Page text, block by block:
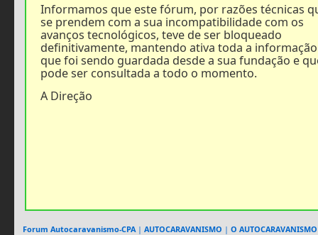
Informamos que este fórum, por razões técnicas
se prendem com a sua incompatibilidade com os
avanços tecnológicos, teve de ser bloqueado
definitivamente, mantendo ativa toda a informação
que foi sendo guardada desde a sua fundação e
pode ser consultada a todo o momento.
A Direção
Forum Autocaravanismo-CPA| AUTOCARAVANISMO | O AUTOCARAVANISMO